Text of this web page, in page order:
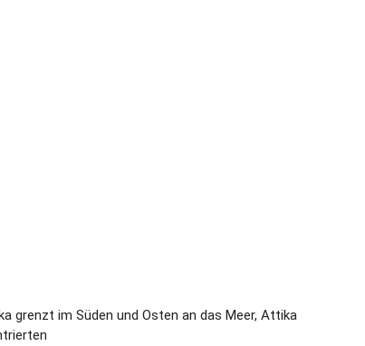
grenzt im Süden und Osten an das Meer, Attika